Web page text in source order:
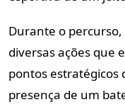
Durante o
diversas ações que
pontos estratégicos
presença de um